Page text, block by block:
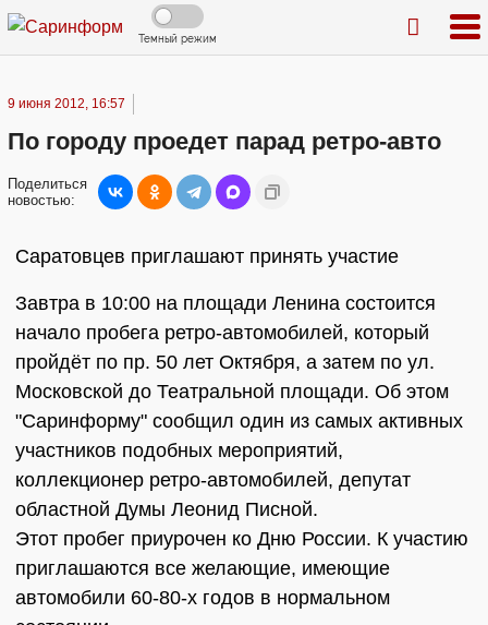
Темный режим
9 июня 2012, 16:57
По городу проедет парад ретро-авто
Поделиться
новостью:
Саратовцев приглашают принять участие
Завтра в 10:00 на площади Ленина состоится
начало пробега ретро-автомобилей, который
пройдёт по пр. 50 лет Октября, а затем по ул.
Московской до Театральной площади. Об этом
"Саринформу" сообщил один из самых активных
участников подобных мероприятий,
коллекционер ретро-автомобилей, депутат
областной Думы Леонид Писной.
Этот пробег приурочен ко Дню России. К участию
приглашаются все желающие, имеющие
автомобили 60-80-х годов в нормальном